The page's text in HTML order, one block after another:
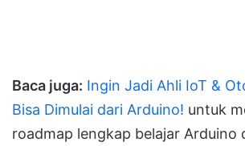
Baca juga: Ingin Jadi Ahli IoT &
Bisa Dimulai dari Arduino! untuk
roadmap lengkap belajar Arduino